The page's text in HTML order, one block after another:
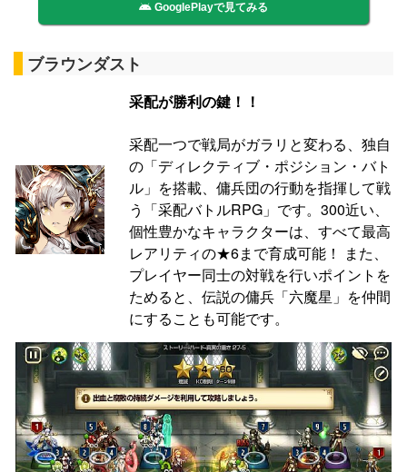
GooglePlayで見てみる
ブラウンダスト
采配が勝利の鍵！！
采配一つで戦局がガラリと変わる、独自
の「ディレクティブ・ポジション・バト
ル」を搭載、傭兵団の行動を指揮して戦
う「采配バトルRPG」です。300近い、
個性豊かなキャラクターは、すべて最高
レアリティの★6まで育成可能！ また、
プレイヤー同士の対戦を行いポイントを
ためると、伝説の傭兵「六魔星」を仲間
にすることも可能です。